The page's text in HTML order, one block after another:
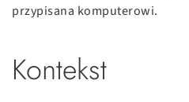
przypisana komputerowi.
Kontekst